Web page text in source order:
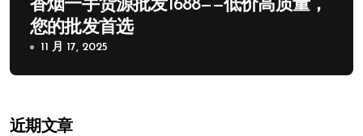
香烟一手货源批发1688——低价高质量，
您的批发首选
11 月 17, 2025
近期文章